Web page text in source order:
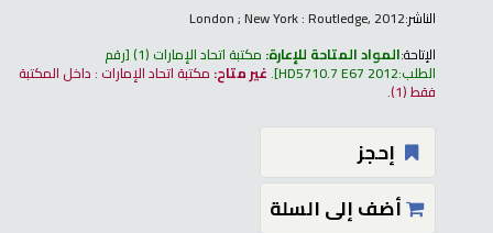
الناشر:London ; New York : Routledge, 2012
الإتاحة:المواد المتاحة للإعارة: مكتبة اتحاد الإمارات (1) رقم
الطلب:HD5710.7 E67 2012
.غير متاح: مكتبة اتحاد الإمارات : داخل المكتبة
فقط(1).
إحجز
أضف إلى السلة